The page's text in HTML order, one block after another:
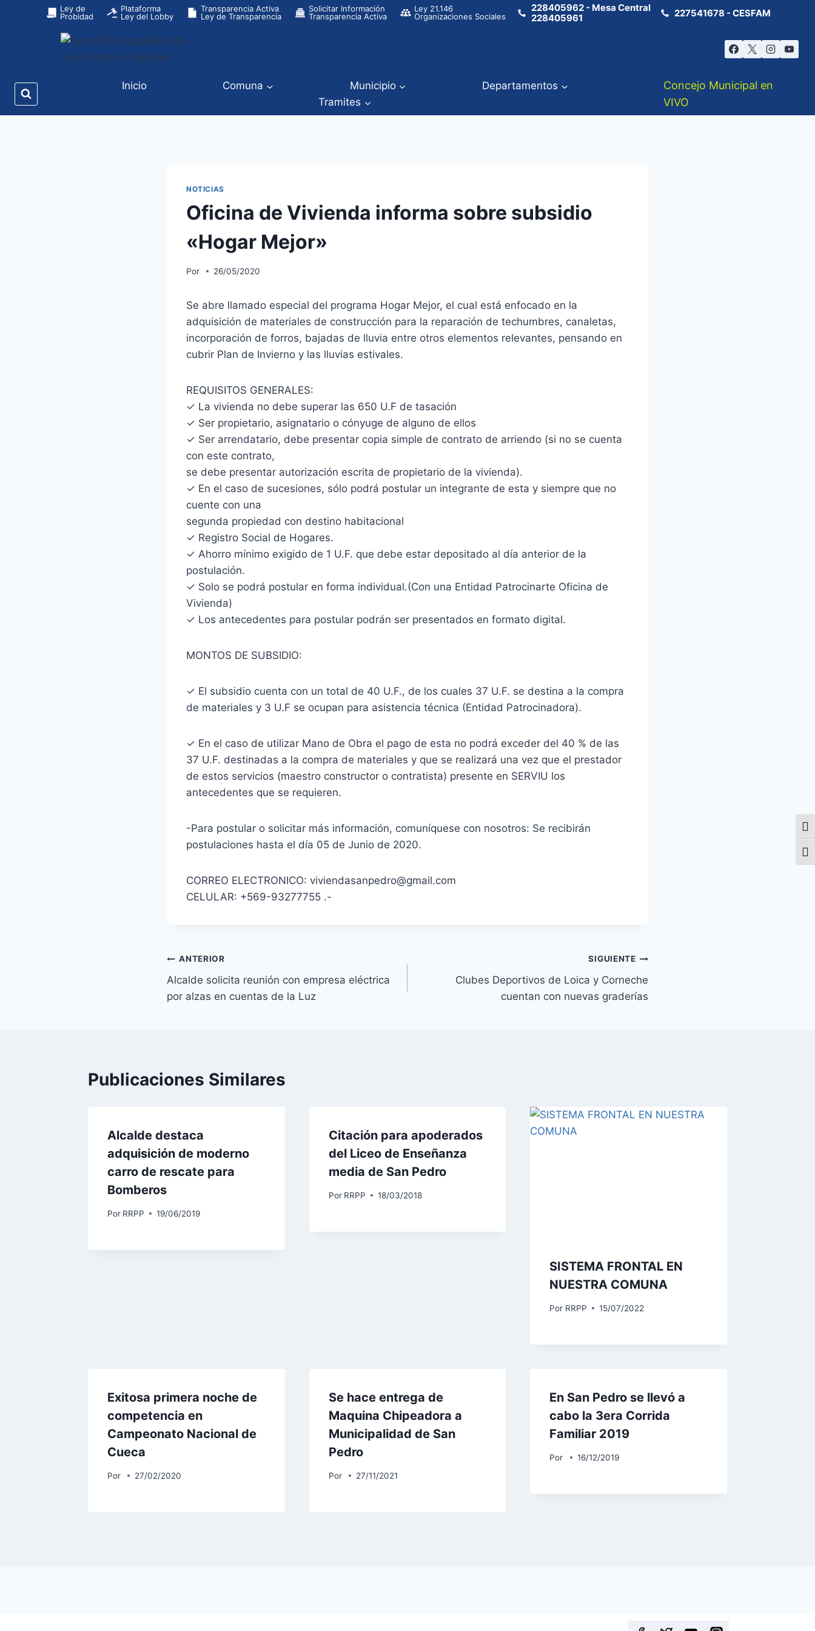
Ley de
Probidad
Plataforma
Ley del Lobby
Transparencia Activa
Ley de Transparencia
Solicitar Información
Transparencia Activa
Ley 21.146
Organizaciones Sociales
228405962 - Mesa Central
228405961
227541678 - CESFAM
Inicio Comuna Municipio
Departamentos
Tramites
Concejo Municipal en
VIVO
NOTICIAS
Oficina de Vivienda informa sobre subsidio
«Hogar Mejor»
Por 26/05/2020
Se abre llamado especial del programa Hogar Mejor, el cual está enfocado en la
adquisición de materiales de construcción para la reparación de techumbres, canaletas,
incorporación de forros, bajadas de lluvia entre otros elementos relevantes, pensando en
cubrir Plan de Invierno y las lluvias estivales.
REQUISITOS GENERALES:
✓ La vivienda no debe superar las 650 U.F de tasación
✓ Ser propietario, asignatario o cónyuge de alguno de ellos
✓ Ser arrendatario, debe presentar copia simple de contrato de arriendo (si no se cuenta
con este contrato,
se debe presentar autorización escrita de propietario de la vivienda).
✓ En el caso de sucesiones, sólo podrá postular un integrante de esta y siempre que no
cuente con una
segunda propiedad con destino habitacional
✓ Registro Social de Hogares.
✓ Ahorro mínimo exigido de 1 U.F. que debe estar depositado al día anterior de la
postulación.
✓ Solo se podrá postular en forma individual.(Con una Entidad Patrocinarte Oficina de
Vivienda)
✓ Los antecedentes para postular podrán ser presentados en formato digital.
MONTOS DE SUBSIDIO:
✓ El subsidio cuenta con un total de 40 U.F., de los cuales 37 U.F. se destina a la compra
de materiales y 3 U.F se ocupan para asistencia técnica (Entidad Patrocinadora).
✓ En el caso de utilizar Mano de Obra el pago de esta no podrá exceder del 40 % de las
37 U.F. destinadas a la compra de materiales y que se realizará una vez que el prestador
de estos servicios (maestro constructor o contratista) presente en SERVIU los
antecedentes que se requieren.
-Para postular o solicitar más información, comuníquese con nosotros: Se recibirán
postulaciones hasta el día 05 de Junio de 2020.
CORREO ELECTRONICO: viviendasanpedro@gmail.com
CELULAR: +569-93277755 .-
ANTERIOR
Alcalde solicita reunión con empresa eléctrica
por alzas en cuentas de la Luz
SIGUIENTE
Clubes Deportivos de Loica y Corneche
cuentan con nuevas graderías
Publicaciones Similares
Alcalde destaca
adquisición de moderno
carro de rescate para
Bomberos
Por RRPP 19/06/2019
Citación para apoderados
del Liceo de Enseñanza
media de San Pedro
Por RRPP 18/03/2018
SISTEMA FRONTAL EN
NUESTRA COMUNA
Por RRPP 15/07/2022
Exitosa primera noche de
competencia en
Campeonato Nacional de
Cueca
Por 27/02/2020
Se hace entrega de
Maquina Chipeadora a
Municipalidad de San
Pedro
Por 27/11/2021
En San Pedro se llevó a
cabo la 3era Corrida
Familiar 2019
Por 16/12/2019